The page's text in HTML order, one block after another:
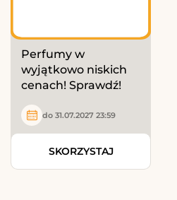
Perfumy w
wyjątkowo niskich
cenach! Sprawdź!
do 31.07.2027 23:59
SKORZYSTAJ